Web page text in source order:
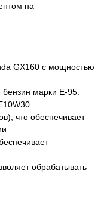
на
GX160 с мощностью
марки Е-95.
что обеспечивает
обрабатывать